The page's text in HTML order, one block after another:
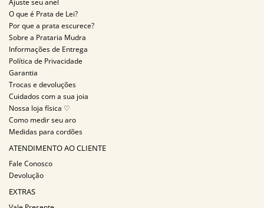
Ajuste seu anel
O que é Prata de Lei?
Por que a prata escurece?
Sobre a Prataria Mudra
Informações de Entrega
Política de Privacidade
Garantia
Trocas e devoluções
Cuidados com a sua joia
Nossa loja física ♡
Como medir seu aro
Medidas para cordões
ATENDIMENTO AO CLIENTE
Fale Conosco
Devolução
EXTRAS